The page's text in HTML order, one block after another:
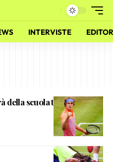
INTERVISTE
della scuola tedesca?